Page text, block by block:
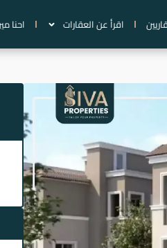
اقرأ عن العقارات احنا